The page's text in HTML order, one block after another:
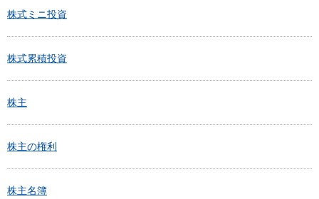
株式ミニ投資
株式累積投資
株主
株主の権利
株主名簿